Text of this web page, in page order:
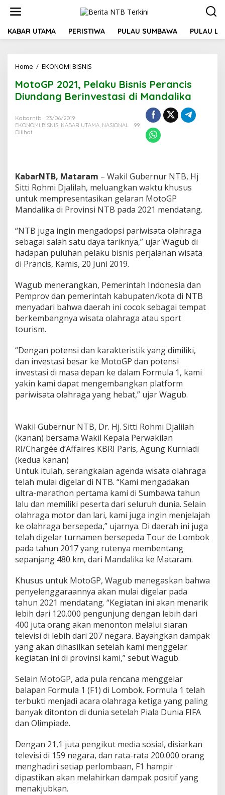
t
KABAR UTAMA PERISTIWA PULAU SUMBAWA PULAU
Home / EKONOMI BISNIS
t
o
G
0
e
l
a
k
u
i
s
n
i
s
e
r
a
n
c
D
u
n
d
a
n
e
r
i
e
s
t
a
s
d
i
M
a
n
a
l
i
a
MotoGP 2021, Pelaku Bisnis Perancis
Diundang Berinvestasi di Mandalika
Kabarntb
23/06/2019
EKONOMI BISNIS, KABAR UTAMA, NASIONAL
99
Dilihat
KabarNTB, Mataram – Wakil Gubernur NTB, Hj
Sitti Rohmi Djalilah, meluangkan waktu khusus
untuk mempresentasikan gelaran MotoGP
Mandalika di Provinsi NTB pada 2021 mendatang.
“NTB juga ingin mengadopsi pariwisata olahraga
sebagai salah satu daya tariknya,” ujar Wagub di
hadapan puluhan pelaku bisnis perjalanan wisata
di Prancis, Kamis, 20 Juni 2019.
Wagub menerangkan, Pemerintah Indonesia dan
Pemprov dan pemerintah kabupaten/kota di NTB
menyadari bahwa daerah ini cocok sebagai tempat
berkembangnya wisata olahraga atau sport
tourism.
“Dengan potensi dan karakteristik yang dimiliki,
dan investasi besar ke MotoGP dan potensi
investasi di masa depan ke dalam Formula 1, kami
yakin kami dapat mengembangkan platform
pariwisata olahraga yang hebat,” ujar Wagub.
Wakil Gubernur NTB, Dr. Hj. Sitti Rohmi Djalilah
(kanan) bersama Wakil Kepala Perwakilan
RI/Chargée d’Affaires KBRI Paris, Agung Kurniadi
(kedua kanan)
Untuk itulah, serangkaian agenda wisata olahraga
telah mulai digelar di NTB. “Kami mengadakan
ultra-marathon pertama kami di Sumbawa tahun
lalu dan memiliki peserta dari seluruh dunia. Selain
olahraga motor dan lari, kami juga ingin menjelajah
ke olahraga bersepeda,” ujarnya. Di daerah ini juga
telah digelar turnamen bersepeda Tour de Lombok
pada tahun 2017 yang rutenya membentang
sepanjang 480 km, dari Mandalika ke Mataram.
Khusus untuk MotoGP, Wagub menegaskan bahwa
penyelenggaraannya akan mulai digelar pada
tahun 2021 mendatang. “Kegiatan ini akan menarik
lebih dari 120.000 pengunjung dengan lebih dari
400 juta orang akan menonton melalui siaran
televisi di lebih dari 207 negara. Bayangkan dampak
yang akan dihasilkan setelah kami menggelar
kegiatan ini di provinsi kami,” sebut Wagub.
Selain MotoGP, ada pula rencana menggelar
balapan Formula 1 (F1) di Lombok. Formula 1 telah
terbukti menjadi acara olahraga ketiga yang paling
banyak ditonton di dunia setelah Piala Dunia FIFA
dan Olimpiade.
Dengan 21,1 juta pengikut media sosial, disiarkan
televisi di 159 negara, dan rata-rata 200.000 orang
menghadiri setiap perlombaan, F1 hampir
dipastikan akan melahirkan dampak positif yang
menakjubkan.